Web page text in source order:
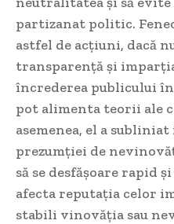
partizanat politic.
astfel de acțiuni, dacă
transparență și
încrederea publicului
pot alimenta teorii ale
asemenea, el a
prezumției de
să se desfășoare rapid
afecta reputația celor
stabili vinovăția sau